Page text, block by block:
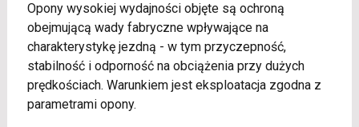
Opony wysokiej wydajności objęte są ochroną
obejmującą wady fabryczne wpływające na
charakterystykę jezdną - w tym przyczepność,
stabilność i odporność na obciążenia przy dużych
prędkościach. Warunkiem jest eksploatacja zgodna z
parametrami opony.